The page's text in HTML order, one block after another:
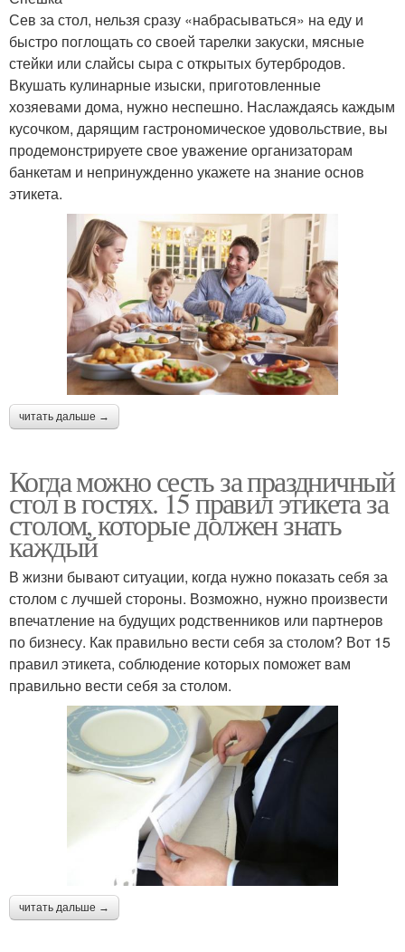
Сев за стол, нельзя сразу «набрасываться» на еду и
быстро поглощать со своей тарелки закуски, мясные
стейки или слайсы сыра с открытых бутербродов.
Вкушать кулинарные изыски, приготовленные
хозяевами дома, нужно неспешно. Наслаждаясь каждым
кусочком, дарящим гастрономическое удовольствие, вы
продемонстрируете свое уважение организаторам
банкетам и непринужденно укажете на знание основ
этикета.
читать дальше →
Когда можно сесть за праздничный
стол в гостях. 15 правил этикета за
столом, которые должен знать
каждый
В жизни бывают ситуации, когда нужно показать себя за
столом с лучшей стороны. Возможно, нужно произвести
впечатление на будущих родственников или партнеров
по бизнесу. Как правильно вести себя за столом? Вот 15
правил этикета, соблюдение которых поможет вам
правильно вести себя за столом.
читать дальше →